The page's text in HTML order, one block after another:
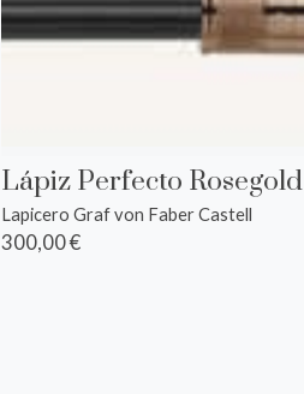
Lápiz Perfecto Rosegold
Lapicero Graf von Faber Castell
300,00 €